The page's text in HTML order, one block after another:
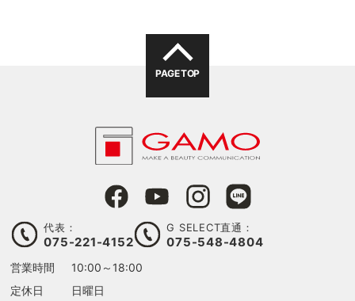
PAGE TOP
代表：
075-221-4152
G SELECT直通：
075-548-4804
営業時間
10:00～18:00
定休日
日曜日